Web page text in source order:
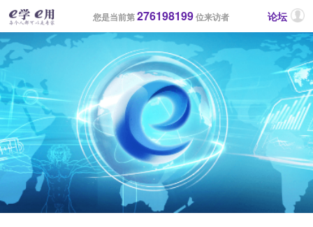
您是当前第276198199位来访者 论坛